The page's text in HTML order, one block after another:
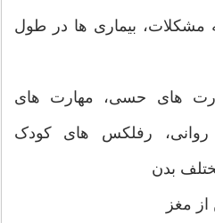
مشکلات، بیماری ها در طول
های حسی، مهارت های
روانی، رفلکس های کودک
بدن
مغز